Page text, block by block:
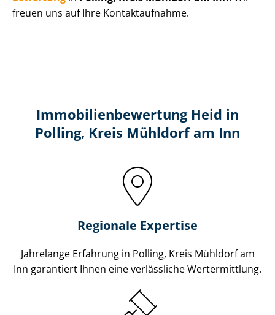
freuen uns auf Ihre Kontaktaufnahme.
Immobilien­bewertung Heid in
Polling, Kreis Mühldorf am Inn
Regionale Expertise
Jahrelange Erfahrung in Polling, Kreis Mühldorf am
Inn garantiert Ihnen eine verlässliche Wertermittlung.